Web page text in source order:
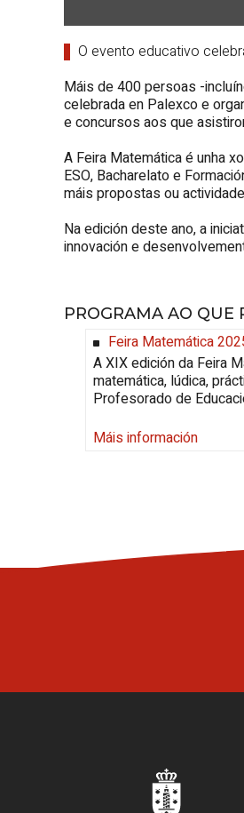
O evento educativo
Máis de 400 persoas -
celebrada en Palexco e
e concursos aos que
A Feira Matemática é unha
ESO, Bacharelato e
máis propostas ou
Na edición deste ano, a
innovación e
PROGRAMA AO QUE
Feira Matemática
A XIX edición da Feira
matemática, lúdica,
Profesorado de
Máis información